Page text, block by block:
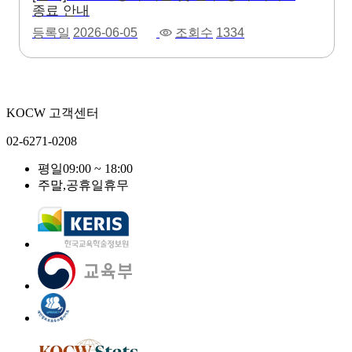
종료 안내
등록일 2026-06-05 조회수 1334
KOCW 고객센터
02-6271-0208
평일09:00 ~ 18:00
주말,공휴일휴무